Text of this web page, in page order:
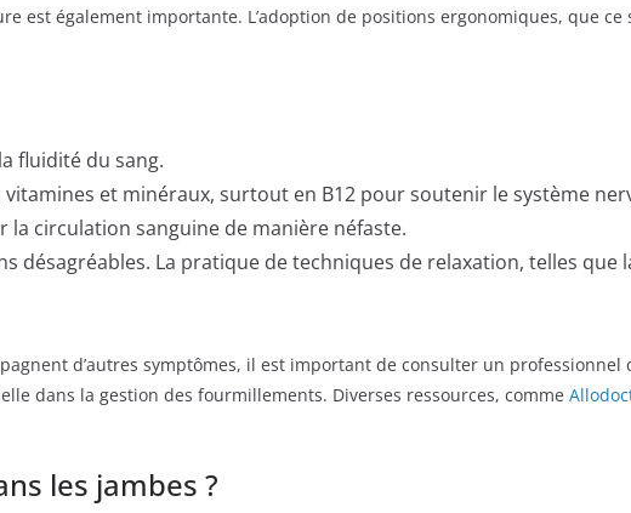
est également importante. L’adoption de positions ergonomiques, que ce
fluidité du sang.
et minéraux, surtout en B12 pour soutenir le système
la circulation sanguine de manière néfaste.
désagréables. La pratique de techniques de relaxation, telles que
d’autres symptômes, il est important de consulter un professionnel
dans la gestion des fourmillements. Diverses ressources, comme
les jambes ?